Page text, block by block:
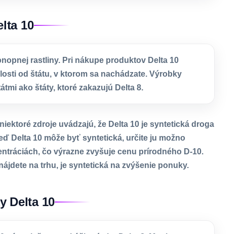
10
rastliny. Pri nákupe produktov Delta 10
od štátu, v ktorom sa nachádzate. Výrobky
ako štáty, ktoré zakazujú Delta 8.
zdroje uvádzajú, že Delta 10 je syntetická droga
Delta 10 môže byť syntetická, určite ju možno
čo výrazne zvyšuje cenu prírodného D-10.
na trhu, je syntetická na zvýšenie ponuky.
Delta 10